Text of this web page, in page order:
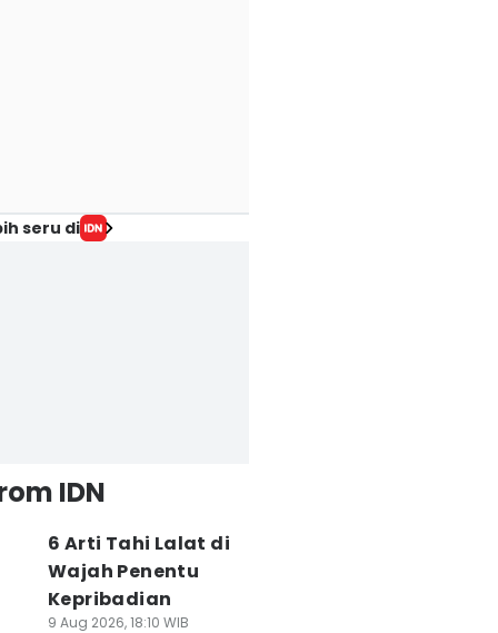
seru di
IDN
6 Arti Tahi Lalat di
Wajah Penentu
Kepribadian
9 Aug 2026, 18:10 WIB